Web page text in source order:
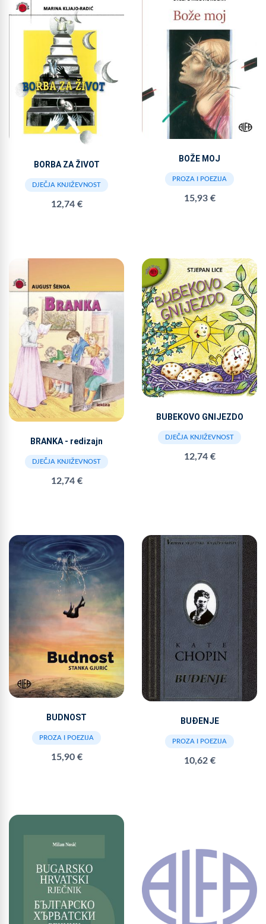
BORBA ZA ŽIVOT
DJEČJA KNJIŽEVNOST
12,74 €
BOŽE MOJ
PROZA I POEZIJA
15,93 €
BRANKA - redizajn
DJEČJA KNJIŽEVNOST
12,74 €
BUBEKOVO GNIJEZDO
DJEČJA KNJIŽEVNOST
12,74 €
BUDNOST
PROZA I POEZIJA
15,90 €
BUĐENJE
PROZA I POEZIJA
10,62 €